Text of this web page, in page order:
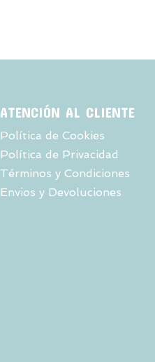
ATENCIÓN AL CLIENTE
Política de Cookies
Política de Privacidad
Términos y Condiciones
Envios y Devoluciones